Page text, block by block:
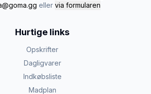
eller via formularen
Hurtige links
Opskrifter
Dagligvarer
Indkøbsliste
Madplan